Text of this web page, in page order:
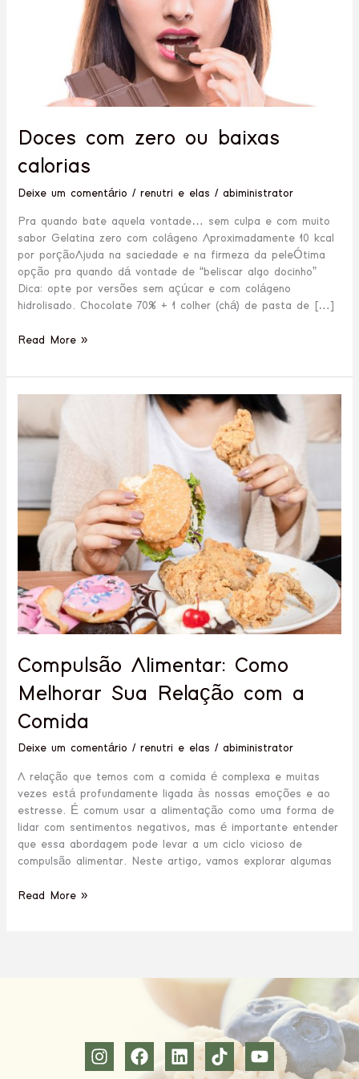
Doces com zero ou baixas
calorias
Deixe um comentário /renutri e elas /abiministrator
Pra quando bate aquela vontade… sem culpa e com muito
sabor Gelatina zero com colágeno Aproximadamente 10 kcal
por porçãoAjuda na saciedade e na firmeza da peleÓtima
opção pra quando dá vontade de “beliscar algo docinho”
Dica: opte por versões sem açúcar e com colágeno
hidrolisado. Chocolate 70% + 1 colher (chá) de pasta de […]
Read More »
Compulsão Alimentar: Como
Melhorar Sua Relação com a
Comida
Deixe um comentário /renutri e elas /abiministrator
A relação que temos com a comida é complexa e muitas
vezes está profundamente ligada às nossas emoções e ao
estresse. É comum usar a alimentação como uma forma de
lidar com sentimentos negativos, mas é importante entender
que essa abordagem pode levar a um ciclo vicioso de
compulsão alimentar. Neste artigo, vamos explorar algumas
Como
Relação
com
Comida
Read More »